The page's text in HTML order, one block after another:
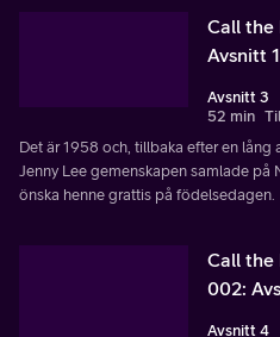
Call the
Avsnitt 1
Avsnitt 3
52 min
Det är 1958 och, tillbaka efter en lång
Jenny Lee gemenskapen samlade på
önska henne grattis på födelsedagen.
Call the
002:
Avsnitt 4